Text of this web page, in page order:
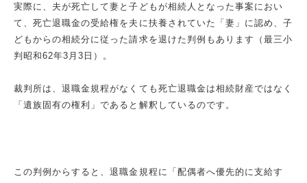
実際に、夫が死亡して妻と子どもが相続人となった事案におい
て、死亡退職金の受給権を夫に扶養されていた「妻」に認め、子
どもからの相続分に従った請求を退けた判例もあります（最三小
判昭和62年3 月3 日）。
裁判所は、退職金規程がなくても死亡退職金は相続財産ではなく
「遺族固有の権利」であると解釈しているのです。
この判例からすると、退職金規程に「配偶者へ優先的に支給す